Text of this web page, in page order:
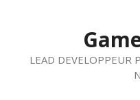
LEAD DEVELOPPEUR